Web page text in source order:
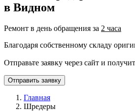
в Видном
Ремонт в день обращения за 2 часа
Благодаря собственному складу
Отправьте заявку через сайт и
Отправить заявку
Главная
Шредеры